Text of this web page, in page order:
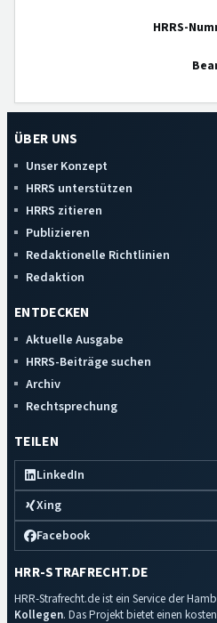
HRRS-
ÜBER UNS
Unser Konzept
HRRS unterstützen
HRRS zitieren
Publizieren
Redaktionelle Richtlinien
Redaktion
ENTDECKEN
Aktuelle Ausgabe
HRRS-Beiträge suchen
Archiv
Rechtsprechung
TEILEN
LinkedIn
Xing
Facebook
HRR-STRAFRECHT.DE
HRR-Strafrecht.de ist ein Service der
Kollegen. Das Projekt bietet einen